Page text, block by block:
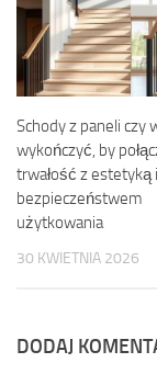
Schody z paneli czy
wykończyć, by
trwałość z estetyką i
bezpieczeństwem
użytkowania
30 KWIETNIA 2026
DODAJ